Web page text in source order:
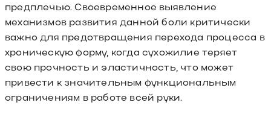
предплечью. Своевременное выявление
механизмов развития данной боли критически
важно для предотвращения перехода процесса в
хроническую форму, когда сухожилие теряет
свою прочность и эластичность, что может
привести к значительным функциональным
ограничениям в работе всей руки.